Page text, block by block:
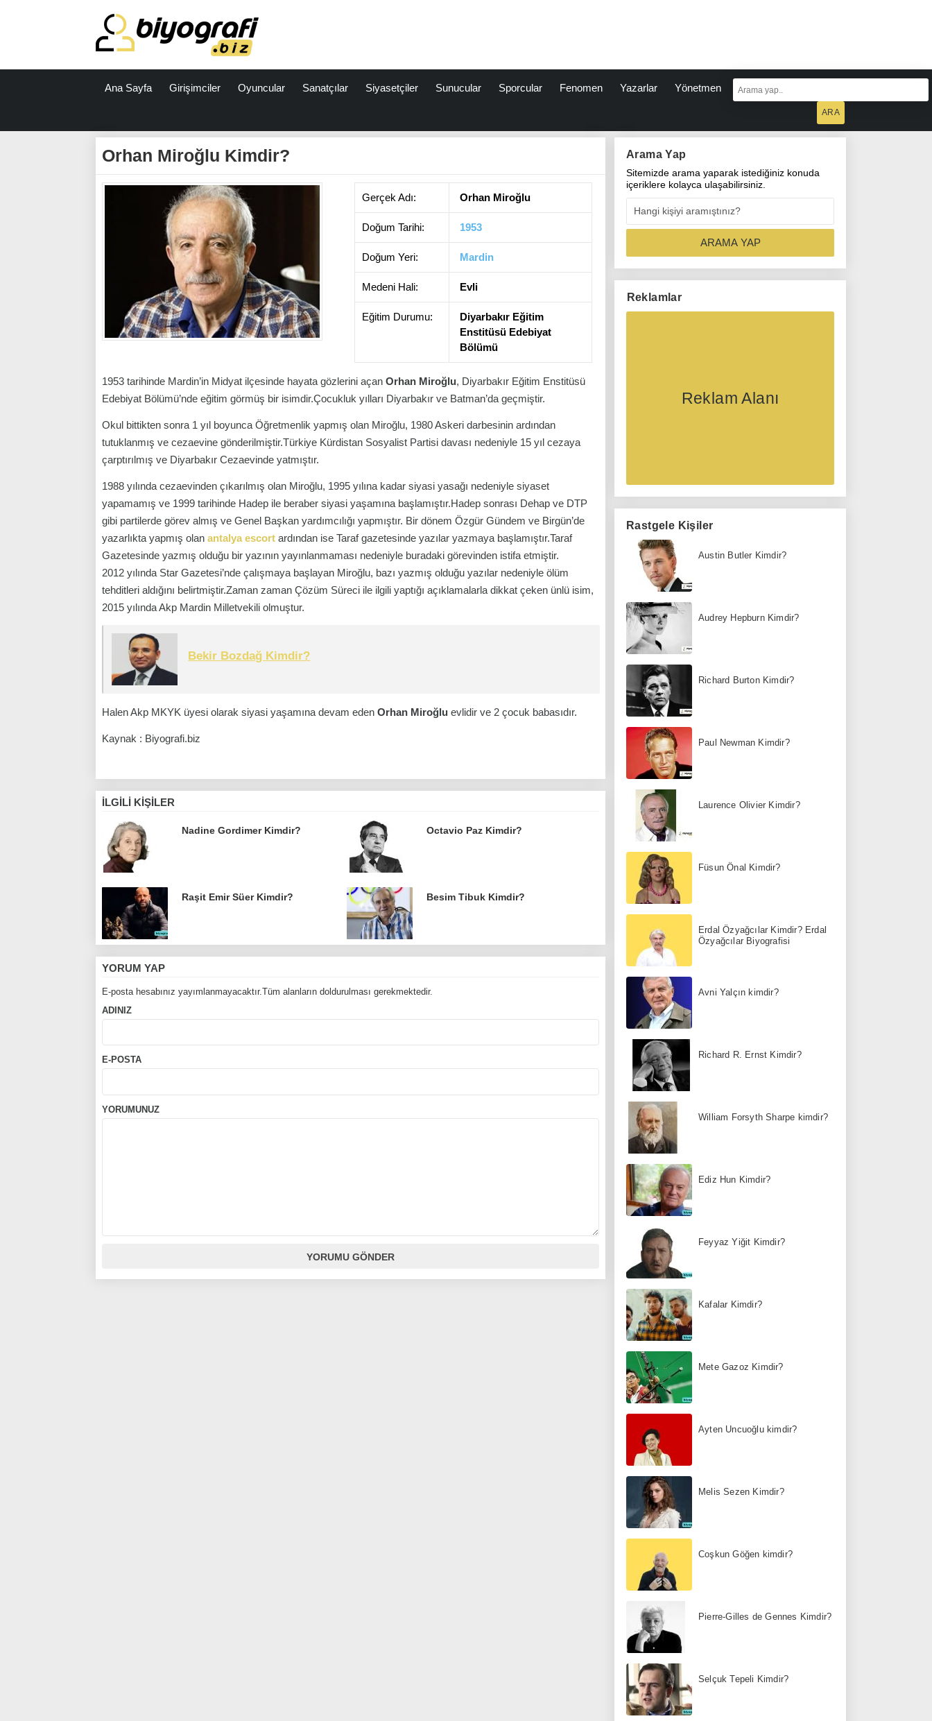
Ana Sayfa Girişimciler Oyuncular Sanatçılar Siyasetçiler Sunucular Sporcular Fenomen Yazarlar Yönetmen
Orhan Miroğlu Kimdir?
Gerçek Adı: Orhan Miroğlu
Doğum Tarihi: 1953
Doğum Yeri: Mardin
Medeni Hali: Evli
Eğitim Durumu:
Diyarbakır Eğitim
Enstitüsü Edebiyat
Bölümü
1953 tarihinde Mardin’in Midyat ilçesinde hayata gözlerini açan Orhan Miroğlu, Diyarbakır Eğitim Enstitüsü
Edebiyat Bölümü’nde eğitim görmüş bir isimdir.Çocukluk yılları Diyarbakır ve Batman’da geçmiştir.
Okul bittikten sonra 1 yıl boyunca Öğretmenlik yapmış olan Miroğlu, 1980 Askeri darbesinin ardından
tutuklanmış ve cezaevine gönderilmiştir.Türkiye Kürdistan Sosyalist Partisi davası nedeniyle 15 yıl cezaya
çarptırılmış ve Diyarbakır Cezaevinde yatmıştır.
1988 yılında cezaevinden çıkarılmış olan Miroğlu, 1995 yılına kadar siyasi yasağı nedeniyle siyaset
yapamamış ve 1999 tarihinde Hadep ile beraber siyasi yaşamına başlamıştır.Hadep sonrası Dehap ve DTP
gibi partilerde görev almış ve Genel Başkan yardımcılığı yapmıştır. Bir dönem Özgür Gündem ve Birgün’de
yazarlıkta yapmış olan antalya escort ardından ise Taraf gazetesinde yazılar yazmaya başlamıştır.Taraf
Gazetesinde yazmış olduğu bir yazının yayınlanmaması nedeniyle buradaki görevinden istifa etmiştir.
2012 yılında Star Gazetesi’nde çalışmaya başlayan Miroğlu, bazı yazmış olduğu yazılar nedeniyle ölüm
tehditleri aldığını belirtmiştir.Zaman zaman Çözüm Süreci ile ilgili yaptığı açıklamalarla dikkat çeken ünlü isim,
2015 yılında Akp Mardin Milletvekili olmuştur.
Bekir Bozdağ Kimdir?
Halen Akp MKYK üyesi olarak siyasi yaşamına devam eden Orhan Miroğlu evlidir ve 2 çocuk babasıdır.
Kaynak : Biyografi.biz
İLGILI KIŞILER
Nadine Gordimer Kimdir? Octavio Paz Kimdir?
Raşit Emir Süer Kimdir? Besim Tibuk Kimdir?
YORUM YAP
E-posta hesabınız yayımlanmayacaktır.Tüm alanların doldurulması gerekmektedir.
ADINIZ
E-POSTA
YORUMUNUZ
Arama Yap
Sitemizde arama yaparak istediğiniz konuda
içeriklere kolayca ulaşabilirsiniz.
Reklamlar
Reklam Alanı
Rastgele Kişiler
Austin Butler Kimdir?
Audrey Hepburn Kimdir?
Richard Burton Kimdir?
Paul Newman Kimdir?
Laurence Olivier Kimdir?
Füsun Önal Kimdir?
Erdal Özyağcılar Kimdir? Erdal
Özyağcılar Biyografisi
Avni Yalçın kimdir?
Richard R. Ernst Kimdir?
William Forsyth Sharpe kimdir?
Ediz Hun Kimdir?
Feyyaz Yiğit Kimdir?
Kafalar Kimdir?
Mete Gazoz Kimdir?
Ayten Uncuoğlu kimdir?
Melis Sezen Kimdir?
Coşkun Göğen kimdir?
Pierre-Gilles de Gennes Kimdir?
Selçuk Tepeli Kimdir?